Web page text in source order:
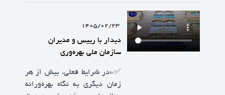
1405/02/23
دیدار با رییس و مدیران
سازمان ملی بهره‌وری
✅️«در شرایط فعلی، بیش از هر
زمان دیگری به نگاه بهره‌ورانه